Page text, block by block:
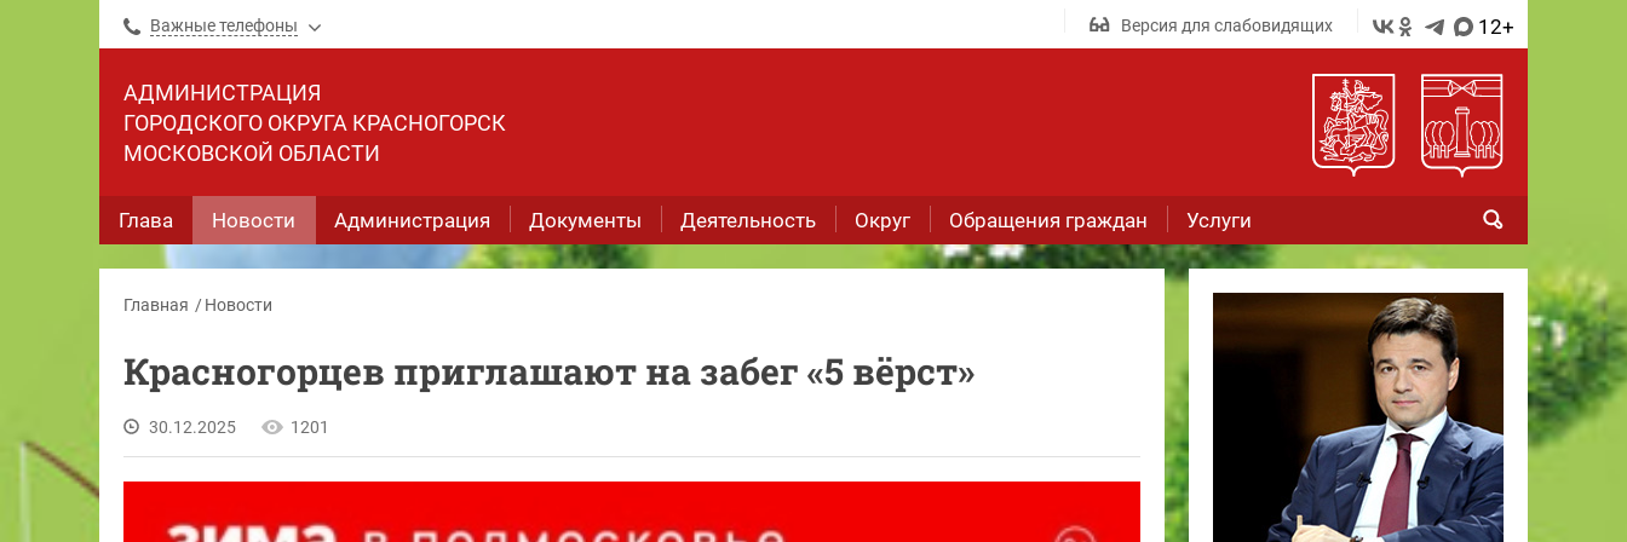
Важные телефоны Версия для слабовидящих 12+
АДМИНИСТРАЦИЯ
ГОРОДСКОГО ОКРУГА КРАСНОГОРСК
МОСКОВСКОЙ ОБЛАСТИ
Глава Новости Администрация Документы Деятельность Округ Обращения граждан Услуги
Главная Новости
Красногорцев приглашают на забег «5 вёрст»
30.12.2025 1201